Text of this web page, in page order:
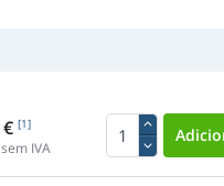
[1]
IVA